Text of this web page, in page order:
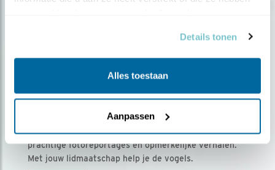
Details tonen
Alles toestaan
Aanpassen
Ontvang 5 x Vogels voor € 36,00 per jaar
Vogels is het tijdschrift voor onze leden, met
prachtige fotoreportages en opmerkelijke verhalen.
Met jouw lidmaatschap help je de vogels.